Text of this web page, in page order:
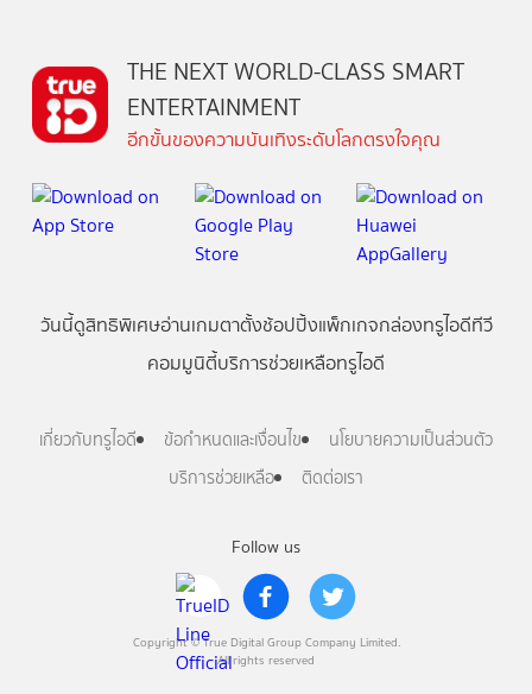
Follow us
Copyright © True Digital Group Company Limited.
All rights reserved
THE NEXT WORLD-CLASS SMART
ENTERTAINMENT
อีกขั้นของความบันเทิงระดับโลกตรงใจคุณ
วันนี้ดูสิทธิพิเศษอ่านเกมตาตั้งช้อปปิ้งแพ็กเกจกล่องทรูไอดีทีวี
คอมมูนิตี้บริการช่วยเหลือทรูไอดี
เกี่ยวกับทรูไอดี ข้อกำหนดและเงื่อนไข
นโยบายความเป็นส่วนตัว
บริการช่วยเหลือ
ติดต่อเรา